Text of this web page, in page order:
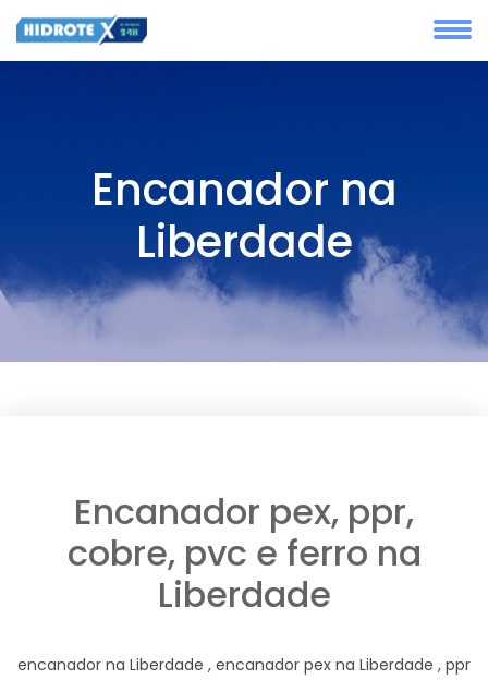
Encanador na
Liberdade
Encanador pex, ppr,
cobre, pvc e ferro na
Liberdade
encanador na Liberdade , encanador pex na Liberdade , ppr